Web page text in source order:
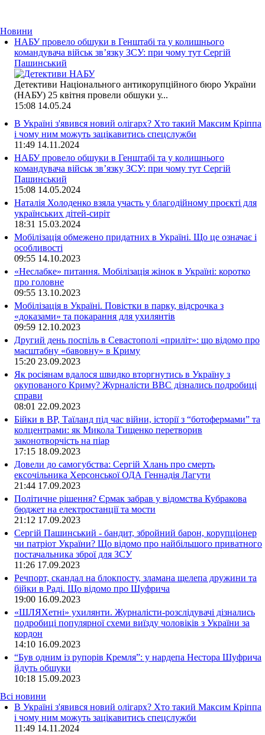
Новини
НАБУ провело обшуки в Генштабі та у колишнього
командувача військ зв’язку ЗСУ: при чому тут Сергій
Пашинський
Детективи Національного антикорупційного бюро України
(НАБУ) 25 квітня провели обшуки у...
15:08 14.05.24
В Україні з'явився новий олігарх? Хто такий Максим Кріппа
і чому ним можуть зацікавитись спецслужби
11:49 14.11.2024
НАБУ провело обшуки в Генштабі та у колишнього
командувача військ зв’язку ЗСУ: при чому тут Сергій
Пашинський
15:08 14.05.2024
Наталія Холоденко взяла участь у благодійному проєкті для
українських дітей-сиріт
18:31 15.03.2024
Мобілізація обмежено придатних в Україні. Що це означає і
особливості
09:55 14.10.2023
«Неслабке» питання. Мобілізація жінок в Україні: коротко
про головне
09:55 13.10.2023
Мобілізація в Україні. Повістки в парку, відсрочка з
«доказами» та покарання для ухилянтів
09:59 12.10.2023
Другий день поспіль в Севастополі «приліт»: що відомо про
масштабну «бавовну» в Криму
15:20 23.09.2023
Як росіянам вдалося швидко вторгнутись в Україну з
окупованого Криму? Журналісти ВВС дізнались подробиці
справи
08:01 22.09.2023
Бійки в ВР, Таїланд під час війни, історії з “ботофермами” та
колцентрами: як Микола Тищенко перетворив
законотворчість на піар
17:15 18.09.2023
Довели до самогубства: Сергій Хлань про смерть
ексочільника Херсонської ОДА Геннадія Лагути
21:44 17.09.2023
Політичне рішення? Єрмак забрав у відомства Кубракова
бюджет на електростанції та мости
21:12 17.09.2023
Сергій Пашинський - бандит, збройний барон, корупціонер
чи патріот України? Що відомо про найбільшого приватного
постачальника зброї для ЗСУ
11:26 17.09.2023
Речпорт, скандал на блокпосту, зламана щелепа дружини та
бійки в Раді. Що відомо про Шуфрича
19:00 16.09.2023
«ШЛЯХетні» ухилянти. Журналісти-розслідувачі дізнались
подробиці популярної схеми виїзду чоловіків з України за
кордон
14:10 16.09.2023
“Був одним із рупорів Кремля”: у нардепа Нестора Шуфрича
йдуть обшуки
10:18 15.09.2023
Всі новини
В Україні з'явився новий олігарх? Хто такий Максим Кріппа
і чому ним можуть зацікавитись спецслужби
11:49 14.11.2024